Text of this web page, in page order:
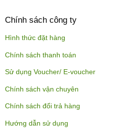
Chính sách công ty
Hình thức đặt hàng
Chính sách thanh toán
Sử dụng Voucher/ E-voucher
Chính sách vận chuyên
Chính sách đổi trả hàng
Hướng dẫn sử dụng